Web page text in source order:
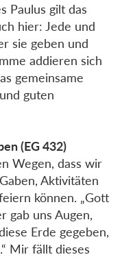
Paulus gilt das
hier: Jede und
sie geben und
addieren sich
gemeinsame
guten
(EG 432)
Wegen, dass wir
Aktivitäten
können. „Gott
gab uns Augen,
Erde gegeben,
Mir fällt dieses